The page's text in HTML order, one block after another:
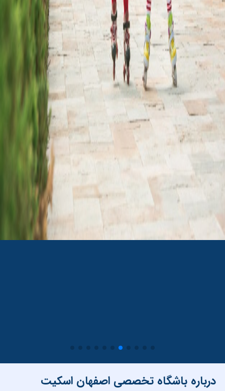
درباره باشگاه تخصصی اصفهان اسکیت